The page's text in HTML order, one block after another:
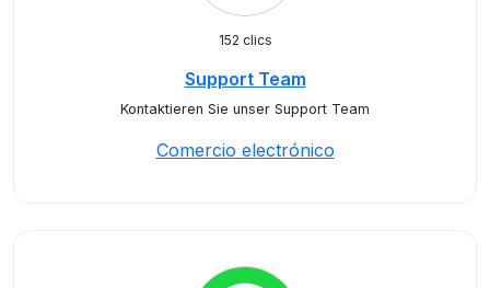
152 clics
Support Team
Kontaktieren Sie unser Support Team
Comercio electrónico